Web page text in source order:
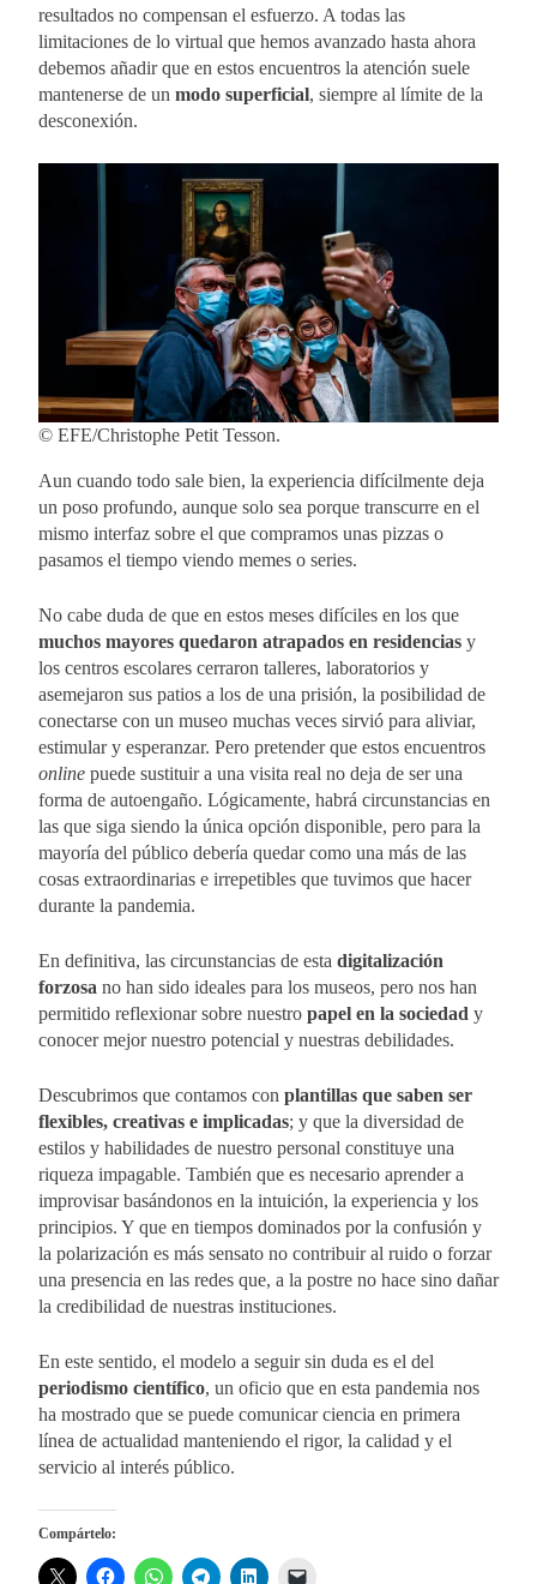
resultados no compensan el esfuerzo. A todas las
limitaciones de lo virtual que hemos avanzado hasta ahora
debemos añadir que en estos encuentros la atención suele
mantenerse de un modo superficial, siempre al límite de la
desconexión.
© EFE/Christophe Petit Tesson.
Aun cuando todo sale bien, la experiencia difícilmente deja
un poso profundo, aunque solo sea porque transcurre en el
mismo interfaz sobre el que compramos unas pizzas o
pasamos el tiempo viendo memes o series.
No cabe duda de que en estos meses difíciles en los que
muchos mayores quedaron atrapados en residencias y
los centros escolares cerraron talleres, laboratorios y
asemejaron sus patios a los de una prisión, la posibilidad de
conectarse con un museo muchas veces sirvió para aliviar,
estimular y esperanzar. Pero pretender que estos encuentros
online puede sustituir a una visita real no deja de ser una
forma de autoengaño. Lógicamente, habrá circunstancias en
las que siga siendo la única opción disponible, pero para la
mayoría del público debería quedar como una más de las
cosas extraordinarias e irrepetibles que tuvimos que hacer
durante la pandemia.
En definitiva, las circunstancias de esta digitalización
forzosa no han sido ideales para los museos, pero nos han
permitido reflexionar sobre nuestro papel en la sociedad y
conocer mejor nuestro potencial y nuestras debilidades.
Descubrimos que contamos con plantillas que saben ser
flexibles, creativas e implicadas; y que la diversidad de
estilos y habilidades de nuestro personal constituye una
riqueza impagable. También que es necesario aprender a
improvisar basándonos en la intuición, la experiencia y los
principios. Y que en tiempos dominados por la confusión y
la polarización es más sensato no contribuir al ruido o forzar
una presencia en las redes que, a la postre no hace sino dañar
la credibilidad de nuestras instituciones.
En este sentido, el modelo a seguir sin duda es el del
periodismo científico, un oficio que en esta pandemia nos
ha mostrado que se puede comunicar ciencia en primera
línea de actualidad manteniendo el rigor, la calidad y el
servicio al interés público.
Compártelo: